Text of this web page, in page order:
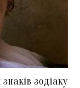
зодіаку